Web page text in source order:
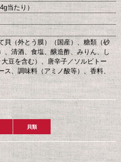
当たり）
貝（外とう膜）（国産）、糖類（砂
、清酒、食塩、醸造酢、みりん、し
豆を含む）、唐辛子／ソルビトー
ス、調味料（アミノ酸等）、香料、
貝類